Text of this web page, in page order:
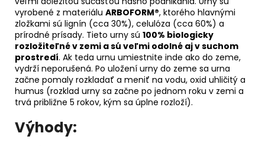
vyrobené z materiálu ARBOFORM®, ktorého hlavnými
zložkami sú lignín (cca 30%), celulóza (cca 60%) a
prírodné prísady. Tieto urny sú 100% biologicky
rozložiteľné v zemi a sú veľmi odolné aj v suchom
prostredí. Ak teda urnu umiestnite inde ako do zeme,
vydrží neporušená. Po uložení urny do zeme sa urna
začne pomaly rozkladať a meniť na vodu, oxid uhličitý a
humus (rozklad urny sa začne po jednom roku v zemi a
trvá približne 5 rokov, kým sa úplne rozloží).
Výhody: